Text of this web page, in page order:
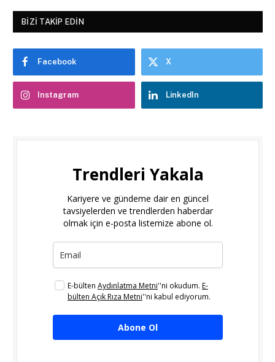
BIZI TAKIP EDIN
Facebook X
Instagram LinkedIn
Trendleri Yakala
Kariyere ve gündeme dair en güncel
tavsiyelerden ve trendlerden haberdar
olmak için e-posta listemize abone ol.
E-bülten Aydınlatma Metni''ni okudum. E-
bülten Açık Rıza Metni''ni kabul ediyorum.
Abone Ol